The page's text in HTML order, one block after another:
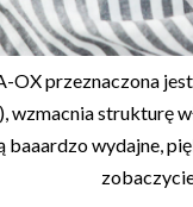
OXprzeznaczona
wzmacnia strukturę
baaardzo wydajne,